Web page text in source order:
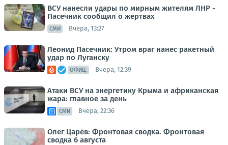
ВСУ нанесли удары по мирным жителям ЛНР -
Пасечник сообщил о жертвах
СМИ Вчера, 13:27
Леонид Пасечник: Утром враг нанес ракетный
удар по Луганску
ОФИЦ. Вчера, 12:39
Атаки ВСУ на энергетику Крыма и африканская
жара: главное за день
СМИ Вчера, 22:36
Олег Царёв: Фронтовая сводка. Фронтовая
сводка 6 августа